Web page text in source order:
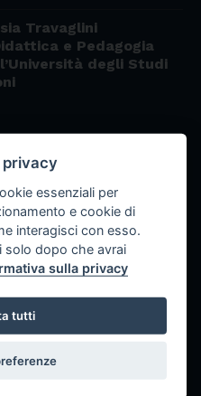
Travaglini
e Pedagogia
degli Studi
il segreto
aiutare la
gamer
la nascita del
nero: superfood
privacy
essenziali per
e cookie di
interagisci con esso.
solo dopo che avrai
sulla privacy
tutti